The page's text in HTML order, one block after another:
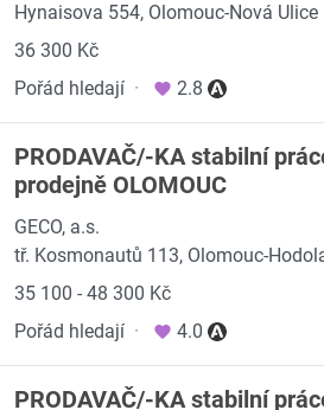
Hynaisova 554, Olomouc-Nová Ulice
36 300 Kč
Pořád hledají · 2.8
PRODAVAČ/-KA stabilní
prodejně OLOMOUC
GECO, a.s.
tř. Kosmonautů 113, Olomouc-
35 100 - 48 300 Kč
Pořád hledají · 4.0
PRODAVAČ/-KA stabilní